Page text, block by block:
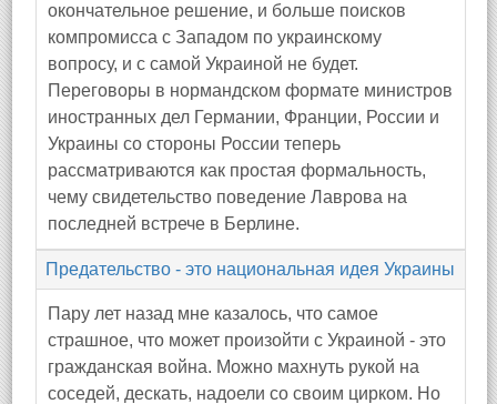
окончательное решение, и больше поисков
компромисса с Западом по украинскому
вопросу, и с самой Украиной не будет.
Переговоры в нормандском формате министров
иностранных дел Германии, Франции, России и
Украины со стороны России теперь
рассматриваются как простая формальность,
чему свидетельство поведение Лаврова на
последней встрече в Берлине.
Предательство - это национальная идея Украины
Пару лет назад мне казалось, что самое
страшное, что может произойти с Украиной - это
гражданская война. Можно махнуть рукой на
соседей, дескать, надоели со своим цирком. Но